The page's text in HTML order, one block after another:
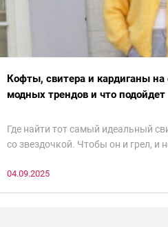
Кофты, свитера и кардиганы
модных трендов и что
Где найти тот самый идеальный
со звездочкой. Чтобы он и грел, и
паники.
04.09.2025